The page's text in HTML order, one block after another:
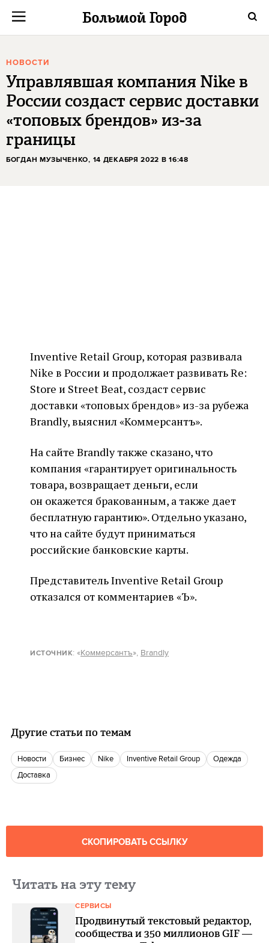
НОВОСТИ
Управлявшая компания Nike в
России создаст сервис доставки
«топовых брендов» из-за
границы
БОГДАН МУЗЫЧЕНКО, 14 ДЕКАБРЯ 2022 В 16:48
Inventive Retail Group, которая развивала
Nike в России и продолжает развивать Re:
Store и Street Beat, создаст сервис
доставки «топовых брендов» из-за рубежа
Brandly, выяснил «Коммерсантъ».
На сайте Brandly также сказано, что
компания «гарантирует оригинальность
товара, возвращает деньги, если
он окажется бракованным, а также дает
бесплатную гарантию». Отдельно указано,
что на сайте будут приниматься
российские банковские карты.
Представитель Inventive Retail Group
отказался от комментариев «Ъ».
ИСТОЧНИК: «Коммерсантъ», Brandly
Другие статьи по темам
новости бизнес Nike Inventive Retail Group
одежда
доставка
СКОПИРОВАТЬ ССЫЛКУ
Читать на эту тему
СЕРВИСЫ
Продвинутый текстовый редактор,
сообщества и 350 миллионов GIF —